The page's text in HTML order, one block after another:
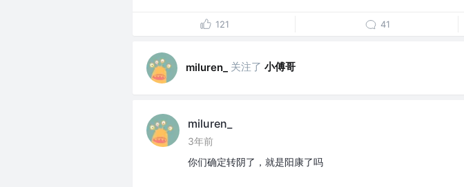
121 41
miluren_ 关注了 小傅哥
miluren_
3年前
你们确定转阴了，就是阳康了吗